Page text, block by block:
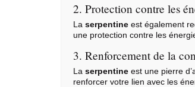
2. Protection contre les
La serpentine est également
une protection contre les
3. Renforcement de la
La serpentine est une pierre
renforcer votre lien avec les